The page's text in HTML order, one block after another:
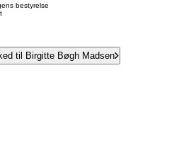
bestyrelse
til Birgitte Bøgh Madsen